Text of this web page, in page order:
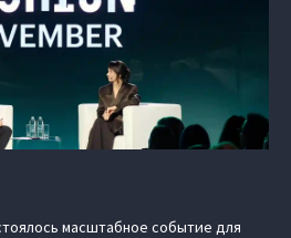
масштабное событие для